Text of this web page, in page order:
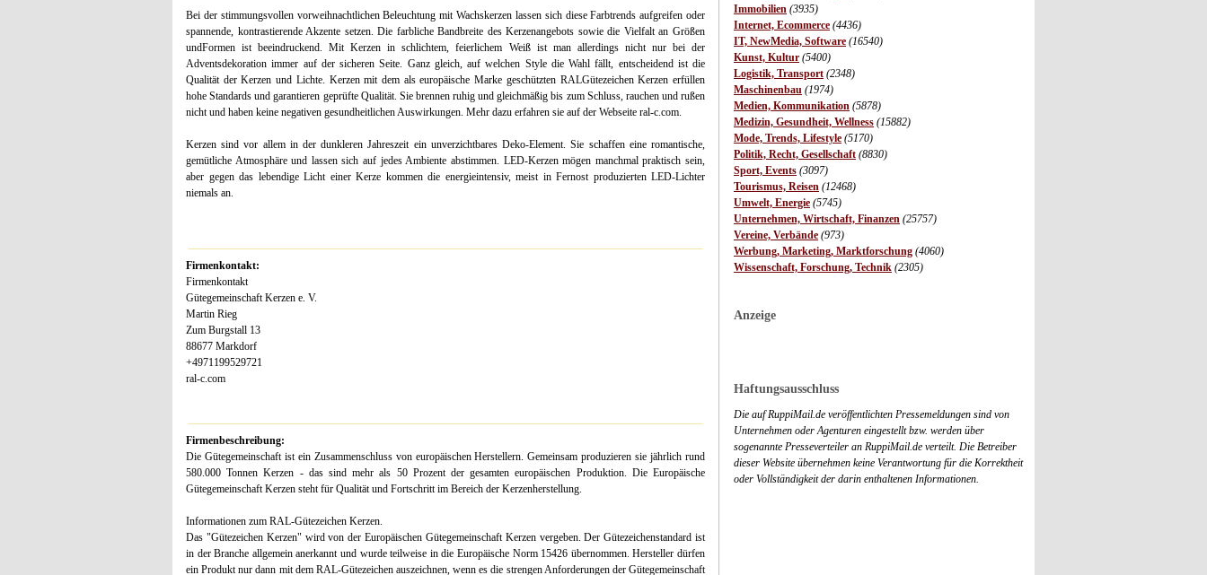
Immobilien (3935)
Internet, Ecommerce (4436)
IT, NewMedia, Software (16540)
Kunst, Kultur (5400)
Logistik, Transport (2348)
Maschinenbau (1974)
Medien, Kommunikation (5878)
Medizin, Gesundheit, Wellness (15882)
Mode, Trends, Lifestyle (5170)
Politik, Recht, Gesellschaft (8830)
Sport, Events (3097)
Tourismus, Reisen (12468)
Umwelt, Energie (5745)
Unternehmen, Wirtschaft, Finanzen (25757)
Vereine, Verbände (973)
Werbung, Marketing, Marktforschung (4060)
Wissenschaft, Forschung, Technik (2305)
Anzeige
Haftungsausschluss
Die auf RuppiMail.de veröffentlichten Pressemeldungen sind von
Unternehmen oder Agenturen eingestellt bzw. werden über
sogenannte Presseverteiler an RuppiMail.de verteilt. Die Betreiber
dieser Website übernehmen keine Verantwortung für die Korrektheit
oder Vollständigkeit der darin enthaltenen Informationen.
Bei der stimmungsvollen vorweihnachtlichen Beleuchtung mit Wachskerzen lassen sich diese Farbtrends aufgreifen oder
spannende, kontrastierende Akzente setzen. Die farbliche Bandbreite des Kerzenangebots sowie die Vielfalt an Größen
undFormen ist beeindruckend. Mit Kerzen in schlichtem, feierlichem Weiß ist man allerdings nicht nur bei der
Adventsdekoration immer auf der sicheren Seite. Ganz gleich, auf welchen Style die Wahl fällt, entscheidend ist die
Qualität der Kerzen und Lichte. Kerzen mit dem als europäische Marke geschützten RALGütezeichen Kerzen erfüllen
hohe Standards und garantieren geprüfte Qualität. Sie brennen ruhig und gleichmäßig bis zum Schluss, rauchen und rußen
nicht und haben keine negativen gesundheitlichen Auswirkungen. Mehr dazu erfahren sie auf der Webseite ral-c.com.
Kerzen sind vor allem in der dunkleren Jahreszeit ein unverzichtbares Deko-Element. Sie schaffen eine romantische,
gemütliche Atmosphäre und lassen sich auf jedes Ambiente abstimmen. LED-Kerzen mögen manchmal praktisch sein,
aber gegen das lebendige Licht einer Kerze kommen die energieintensiv, meist in Fernost produzierten LED-Lichter
niemals an.
Firmenkontakt:
Firmenkontakt
Gütegemeinschaft Kerzen e. V.
Martin Rieg
Zum Burgstall 13
88677 Markdorf
+4971199529721
ral-c.com
Firmenbeschreibung:
Die Gütegemeinschaft ist ein Zusammenschluss von europäischen Herstellern. Gemeinsam produzieren sie jährlich rund
580.000 Tonnen Kerzen - das sind mehr als 50 Prozent der gesamten europäischen Produktion. Die Europäische
Gütegemeinschaft Kerzen steht für Qualität und Fortschritt im Bereich der Kerzenherstellung.
Informationen zum RAL-Gütezeichen Kerzen.
Das "Gütezeichen Kerzen" wird von der Europäischen Gütegemeinschaft Kerzen vergeben. Der Gütezeichenstandard ist
in der Branche allgemein anerkannt und wurde teilweise in die Europäische Norm 15426 übernommen. Hersteller dürfen
ein Produkt nur dann mit dem RAL-Gütezeichen auszeichnen, wenn es die strengen Anforderungen der Gütegemeinschaft